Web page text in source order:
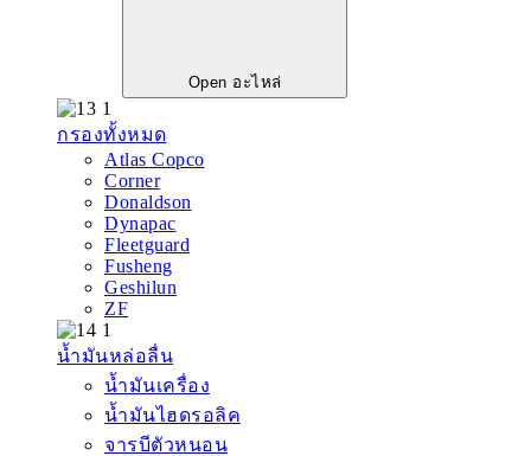
Open อะไหล่
กรองทั้งหมด
Atlas Copco
Corner
Donaldson
Dynapac
Fleetguard
Fusheng
Geshilun
ZF
น้ำมันหล่อลื่น
น้ำมันเครื่อง
น้ำมันไฮดรอลิค
จารบีตัวหนอน